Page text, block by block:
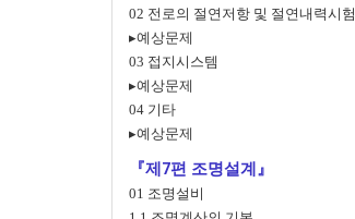
02 전로의 절연저항 및 절연내력시험
▸예상문제
03 접지시스템
▸예상문제
04 기타
▸예상문제
『제7편 조명설계』
01 조명설비